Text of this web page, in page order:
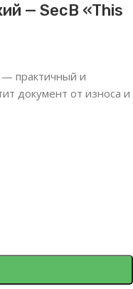
— SecB «This
— практичный и
документ от износа и